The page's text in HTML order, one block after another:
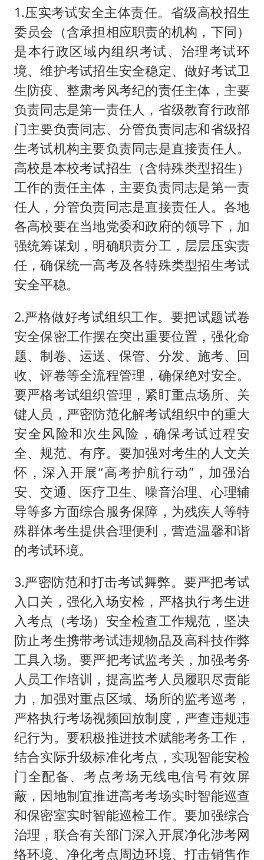
1.压实考试安全主体责任。省级高校招生
委员会（含承担相应职责的机构，下同）
是本行政区域内组织考试、治理考试环
境、维护考试招生安全稳定、做好考试卫
生防疫、整肃考风考纪的责任主体，主要
负责同志是第一责任人，省级教育行政部
门主要负责同志、分管负责同志和省级招
生考试机构主要负责同志是直接责任人。
高校是本校考试招生（含特殊类型招生）
工作的责任主体，主要负责同志是第一责
任人，分管负责同志是直接责任人。各地
各高校要在当地党委和政府的领导下，加
强统筹谋划，明确职责分工，层层压实责
任，确保统一高考及各特殊类型招生考试
安全平稳。
2.严格做好考试组织工作。要把试题试卷
安全保密工作摆在突出重要位置，强化命
题、制卷、运送、保管、分发、施考、回
收、评卷等全流程管理，确保绝对安全。
要严格考试组织管理，紧盯重点场所、关
键人员，严密防范化解考试组织中的重大
安全风险和次生风险，确保考试过程安
全、规范、有序。要加强对考生的人文关
怀，深入开展“高考护航行动”，加强治
安、交通、医疗卫生、噪音治理、心理辅
导等多方面综合服务保障，为残疾人等特
殊群体考生提供合理便利，营造温馨和谐
的考试环境。
3.严密防范和打击考试舞弊。要严把考试
入口关，强化入场安检，严格执行考生进
入考点（考场）安全检查工作规范，坚决
防止考生携带考试违规物品及高科技作弊
工具入场。要严把考试监考关，加强考务
人员工作培训，提高监考人员履职尽责能
力，加强对重点区域、场所的监考巡考，
严格执行考场视频回放制度，严查违规违
纪行为。要积极推进技术赋能考务工作，
结合实际升级标准化考点，实现智能安检
门全配备、考点考场无线电信号有效屏
蔽，因地制宜推进高考考场实时智能巡查
和保密室实时智能巡检工作。要加强综合
治理，联合有关部门深入开展净化涉考网
络环境、净化考点周边环境、打击销售作